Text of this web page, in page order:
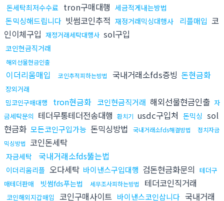
돈세탁최저수수료 tron구매대행 세금적게내는방법
돈믹싱해드립니다 빗썸코인추적 재정거래믹싱대행사 리플매입 코
인이체구입 재정거래세탁대행사 sol구입
코인현금직거래
해외선물현금인출
이더리움매입 코인추적피하는방법 국내거래소fds증빙 돈현금화
장외거래
밈코인구매대행
tron현금화 코인현금직거래 해외선물현금인출 자
금세탁문의 테더무통테더전송대행 환치기 usdc구입처 돈믹싱 sol
현금화 모든코인구입가능 돈믹싱방법 국내거래소fds해결방법
정치자금
믹싱방법 코인돈세탁
자금세탁 국내거래소fds뚫는법
이더리움리플 오다세탁 바이낸스구입대행 검돈현금화문의 테더구
매테더판매
빗썸fds푸는법 세무조사피하는방법 테더코인직거래
코인해외지갑매입 코인구매사이트 바이낸스코인삽니다 국내거래